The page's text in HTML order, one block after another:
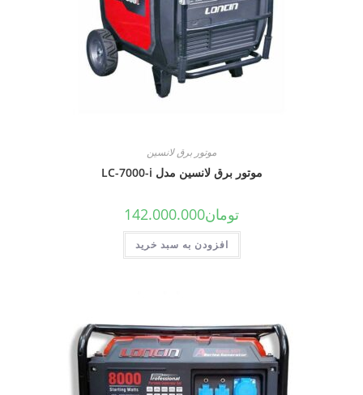
موتور برق لانسین
موتور برق لانسین مدل LC-7000-i
142.000.000
افزودن به سبد خرید